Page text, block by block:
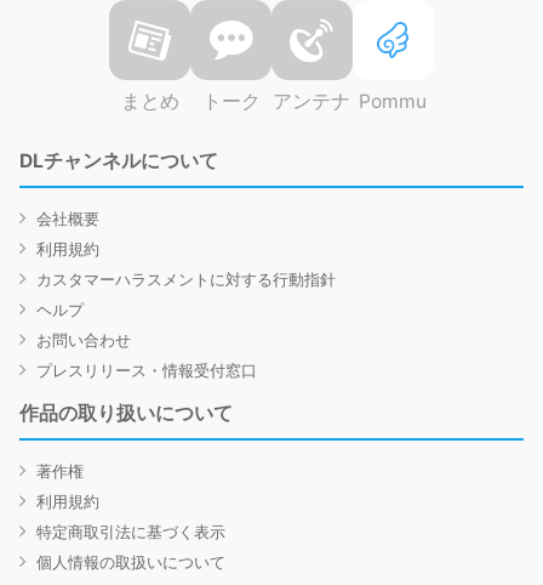
まとめ トーク アンテナ Pommu
DLチャンネルについて
会社概要
利用規約
カスタマーハラスメントに対する行動指針
ヘルプ
お問い合わせ
プレスリリース・情報受付窓口
作品の取り扱いについて
著作権
利用規約
特定商取引法に基づく表示
個人情報の取扱いについて